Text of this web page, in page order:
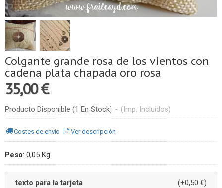
Colgante grande rosa de los vientos con
cadena plata chapada oro rosa
35,00 €
Producto Disponible (1 En Stock) - (Imp. Incluidos)
Costes de envío Ver descripción
Peso: 0,05 Kg
texto para la tarjeta (+0,50 €)